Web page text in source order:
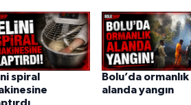
spiral
Bolu’da ormanlık
alanda yangın